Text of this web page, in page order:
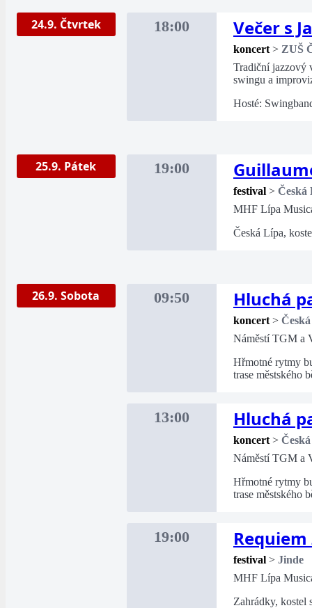
24.9. Čtvrtek 18:00 Večer s
koncert > ZUŠ
Tradiční jazzový
swingu a
Hosté:
25.9. Pátek 19:00
festival > Česká
MHF Lípa
Česká Lípa,
26.9. Sobota 09:50 Hluchá
koncert >
Náměstí TGM a
Hřmotné rytmy
trase městského
13:00 Hluchá
koncert >
Náměstí TGM a
Hřmotné rytmy
trase městského
19:00
festival > Jinde
MHF Lípa
Zahrádky, kostel